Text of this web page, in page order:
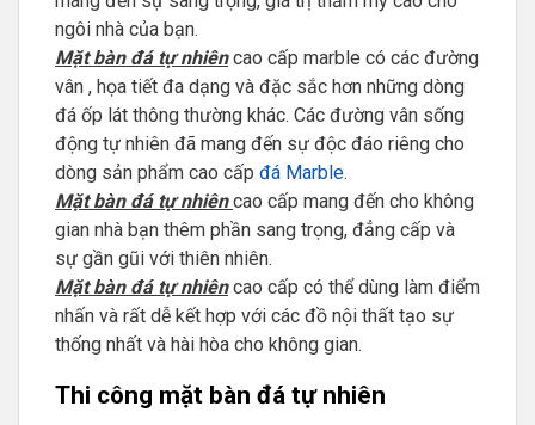
ngôi nhà của bạn.
Mặt bàn đá tự nhiêncao cấp marble có các đường
vân , họa tiết đa dạng và đặc sắc hơn những dòng
đá ốp lát thông thường khác. Các đường vân sống
động tự nhiên đã mang đến sự độc đáo riêng cho
dòng sản phẩm cao cấp đá Marble.
Mặt bàn đá tự nhiêncao cấp mang đến cho không
gian nhà bạn thêm phần sang trọng, đẳng cấp và
sự gần gũi với thiên nhiên.
Mặt bàn đá tự nhiêncao cấp có thể dùng làm điểm
nhấn và rất dễ kết hợp với các đồ nội thất tạo sự
thống nhất và hài hòa cho không gian.
Thi công mặt bàn đá tự nhiên